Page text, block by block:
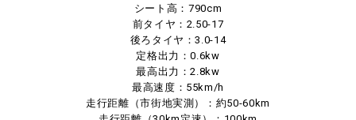
シート高：790cm
前タイヤ：2.50-17
後ろタイヤ：3.0-14
定格出力：0.6kw
最高出力：2.8kw
最高速度：55km/h
走行距離（市街地実測）：約50-60km